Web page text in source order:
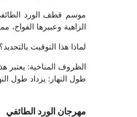
الزاهية وعبيرها
لماذا هذا التوقيت بالتحديد؟
الظروف المناخية: يعتبر
طول النهار: يزداد طول
مهرجان الورد الطائفي